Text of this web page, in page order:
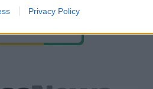
Privacy Policy